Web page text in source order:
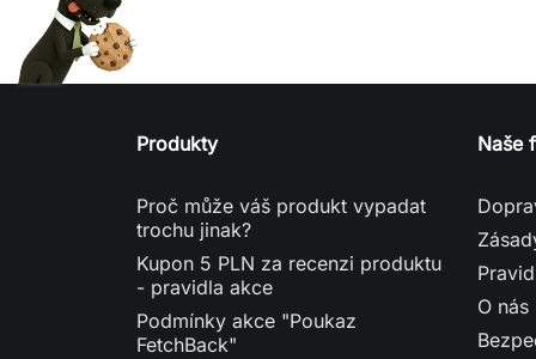
Produkty
Proč může váš produkt vypadat
trochu jinak?
Kupon 5 PLN za recenzi produktu
- pravidla akce
Podmínky akce "Poukaz
FetchBack"
Naše
O nás